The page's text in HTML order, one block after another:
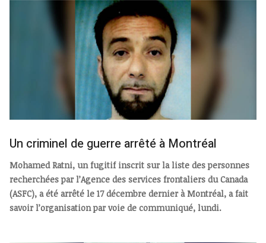
Un criminel de guerre arrêté à Montréal
Mohamed Ratni, un fugitif inscrit sur la liste des personnes
recherchées par l’Agence des services frontaliers du Canada
(ASFC), a été arrêté le 17 décembre dernier à Montréal, a fait
savoir l’organisation par voie de communiqué, lundi.